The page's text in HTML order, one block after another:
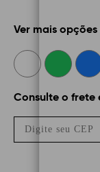
Ver mais
Consulte o frete